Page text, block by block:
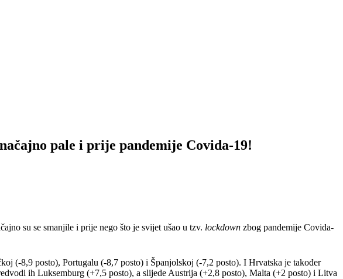
pale i prije pandemije Covida-19!
su se smanjile i prije nego što je svijet ušao u tzv. lockdown zbog pandemije Covida-
(-8,9 posto), Portugalu (-8,7 posto) i Španjolskoj (-7,2 posto). I Hrvatska je također
ih Luksemburg (+7,5 posto), a slijede Austrija (+2,8 posto), Malta (+2 posto) i Litva